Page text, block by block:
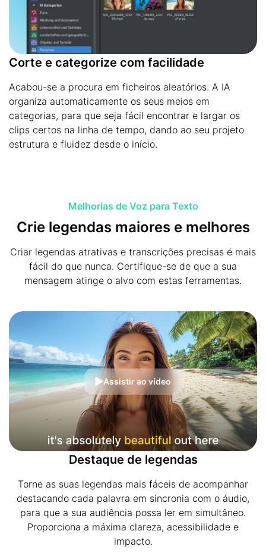
Corte e categorize com facilidade
Acabou-se a procura em ficheiros aleatórios. A IA
organiza automaticamente os seus meios em
categorias, para que seja fácil encontrar e largar os
clips certos na linha de tempo, dando ao seu projeto
estrutura e fluidez desde o início.
Melhorias de Voz para Texto
Crie legendas maiores e melhores
Criar legendas atrativas e transcrições precisas é mais
fácil do que nunca. Certifique-se de que a sua
mensagem atinge o alvo com estas ferramentas.
Assistir ao vídeo
Destaque de legendas
Torne as suas legendas mais fáceis de acompanhar
destacando cada palavra em sincronia com o áudio,
para que a sua audiência possa ler em simultâneo.
Proporciona a máxima clareza, acessibilidade e
impacto.